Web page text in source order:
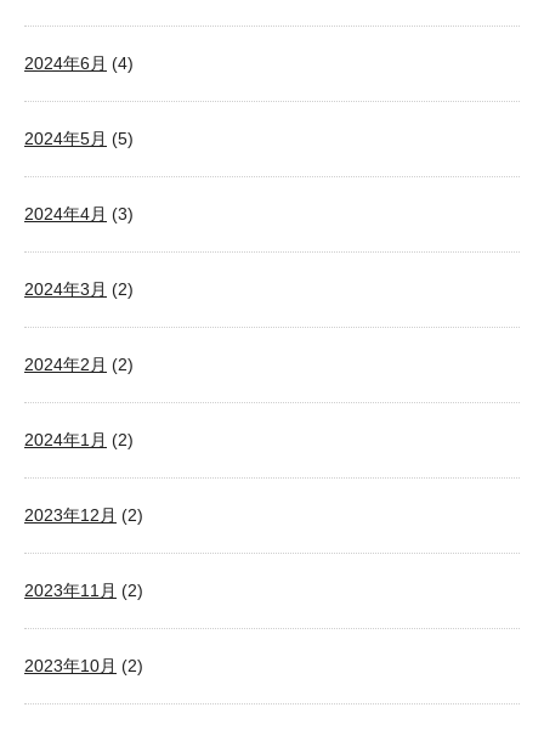
2024年6月 (4)
2024年5月 (5)
2024年4月 (3)
2024年3月 (2)
2024年2月 (2)
2024年1月 (2)
2023年12月 (2)
2023年11月 (2)
2023年10月 (2)